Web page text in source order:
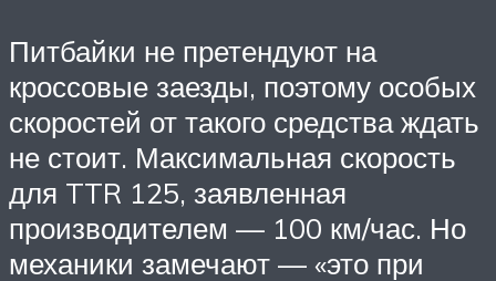
Питбайки не претендуют на
кроссовые заезды, поэтому особых
скоростей от такого средства ждать
не стоит. Максимальная скорость
для TTR 125, заявленная
производителем — 100 км/час. Но
механики замечают — «это при